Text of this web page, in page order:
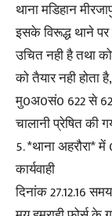
थाना मडिहान
इसके विरूद्ध थाने
उचित नही है तथा
को तैयार नही
मु0अ0सं0 622 से
चालानी प्रेषित की
5. *थाना अहरौरा*
कार्यवाही
दिनांक 27.12.16